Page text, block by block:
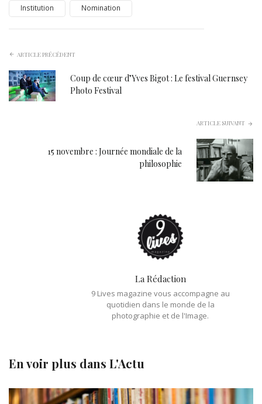
Institution Nomination
ARTICLE PRÉCÉDENT
Coup de cœur d’Yves Bigot : Le festival Guernsey
Photo Festival
ARTICLE SUIVANT
15 novembre : Journée mondiale de la
philosophie
La Rédaction
9 Lives magazine vous accompagne au
quotidien dans le monde de la
photographie et de l'Image.
En voir plus dans L'Actu